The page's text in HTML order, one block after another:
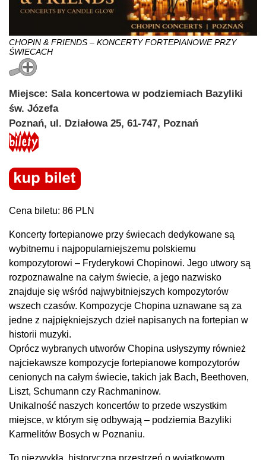
CHOPIN & FRIENDS – KONCERTY FORTEPIANOWE PRZY
ŚWIECACH
Miejsce: Sala koncertowa w podziemiach Bazyliki
św. Józefa
Poznań, ul. Działowa 25, 61-747, Poznań
Cena biletu: 86 PLN
Koncerty fortepianowe przy świecach dedykowane są
wybitnemu i najpopularniejszemu polskiemu
kompozytorowi – Fryderykowi Chopinowi. Jego utwory są
rozpoznawalne na całym świecie, a jego nazwisko
znajduje się wśród najwybitniejszych kompozytorów
wszech czasów. Kompozycje Chopina uznawane są za
jedne z najpiękniejszych dzieł napisanych na fortepian w
historii muzyki.
Oprócz wybranych utworów Chopina usłyszymy również
najciekawsze kompozycje fortepianowe kompozytorów
cenionych na całym świecie, takich jak Bach, Beethoven,
Liszt, Schumann czy Rachmaninow.
Unikalność naszych koncertów to przede wszystkim
miejsce, w którym się odbywają – podziemia Bazyliki
Karmelitów Bosych w Poznaniu.
To niezwykła, historyczna przestrzeń o wyjątkowym